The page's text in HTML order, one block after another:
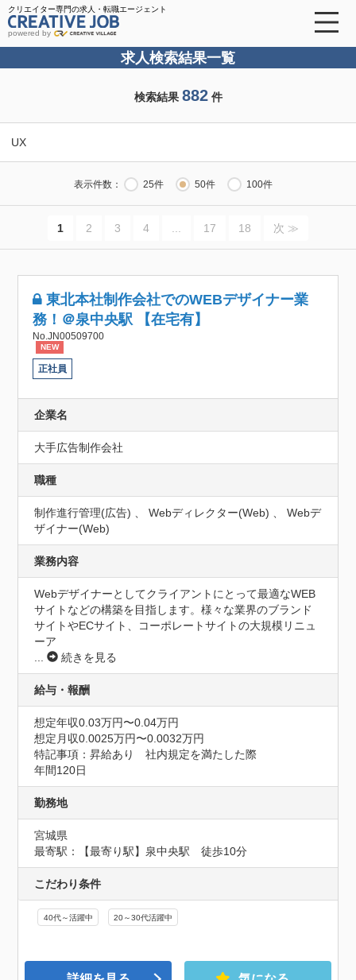
クリエイター専門の求人・転職エージェント
powered by
求人検索結果一覧
検索結果 882件
UX
表示件数： 25件 50件 100件
1 2 3 4 17 18 次 ≫
東北本社制作会社でのWEBデザイナー業
務！＠泉中央駅 【在宅有】
No.JN00509700
NEW
正社員
企業名
大手広告制作会社
職種
制作進行管理(広告) 、 Webディレクター(Web) 、 Webデ
ザイナー(Web)
業務内容
Webデザイナーとしてクライアントにとって最適なWEB
サイトなどの構築を目指します。様々な業界のブランド
サイトやECサイト、コーポレートサイトの大規模リニュ
ーア
...
続きを見る
給与・報酬
想定年収0.03万円〜0.04万円
想定月収0.0025万円〜0.0032万円
特記事項：昇給あり　社内規定を満たした際
年間120日
勤務地
宮城県
最寄駅：【最寄り駅】泉中央駅　徒歩10分
こだわり条件
40代～活躍中 20～30代活躍中